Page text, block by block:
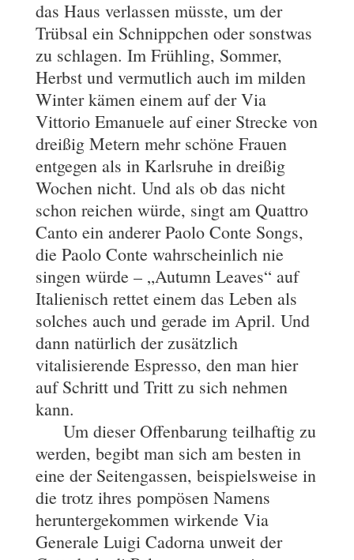
das Haus verlassen müsste, um der
Trübsal ein Schnippchen oder sonstwas
zu schlagen. Im Frühling, Sommer,
Herbst und vermutlich auch im milden
Winter kämen einem auf der Via
Vittorio Emanuele auf einer Strecke von
dreißig Metern mehr schöne Frauen
entgegen als in Karlsruhe in dreißig
Wochen nicht. Und als ob das nicht
schon reichen würde, singt am Quattro
Canto ein anderer Paolo Conte Songs,
die Paolo Conte wahrscheinlich nie
singen würde – „Autumn Leaves“ auf
Italienisch rettet einem das Leben als
solches auch und gerade im April. Und
dann natürlich der zusätzlich
vitalisierende Espresso, den man hier
auf Schritt und Tritt zu sich nehmen
kann.
Um dieser Offenbarung teilhaftig zu
werden, begibt man sich am besten in
eine der Seitengassen, beispielsweise in
die trotz ihres pompösen Namens
heruntergekommen wirkende Via
Generale Luigi Cadorna unweit der